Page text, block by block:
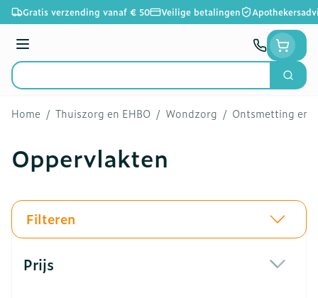
Ga naar de inhoud
Gratis verzending vanaf € 50 Veilige betalingen
Menu
Product, merk, categorie...
Zoek
Home / Thuiszorg en EHBO / Wondzorg / Ontsmetting en
Oppervlakten
Filteren
Prijs